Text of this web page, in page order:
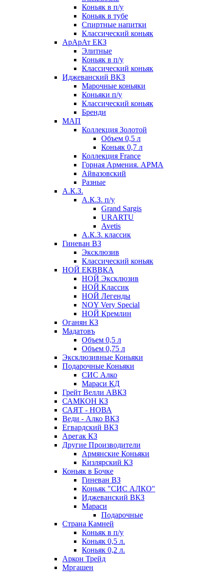
Коньяк в п/у
Коньяк в тубе
Спиртные напитки
Классический коньяк
АрАрАт ЕКЗ
Элитные
Коньяк в п/у
Классический коньяк
Иджеванский ВКЗ
Марочные коньяки
Коньяки п/у
Классический коньяк
Бренди
МАП
Коллекция Золотой
Объем 0,5 л
Коньяк 0,7 л
Коллекция France
Горная Армения. АРМА
Айвазовский
Разные
А.К.З.
А.К.З. п/у
Grand Sargis
URARTU
Avetis
А.К.З. классик
Гиневан ВЗ
Эксклюзив
Классический коньяк
НОЙ ЕКВВКА
НОЙ Эксклюзив
НОЙ Классик
НОЙ Легенды
NOY Very Speсial
НОЙ Кремлин
Оганян КЗ
Мадатовъ
Объем 0,5 л
Объем 0,75 л
Эксклюзивные Коньяки
Подарочные Коньяки
СИС Алко
Мараси КД
Грейт Велли АВКЗ
САМКОН КЗ
САЯТ - НОВА
Веди - Алко ВКЗ
Егвардский ВКЗ
Арегак КЗ
Другие Производители
Армянские Коньяки
Кизлярский КЗ
Коньяк в Бочке
Гиневан ВЗ
Коньяк "СИС АЛКО"
Иджеванский ВКЗ
Мараси
Подарочные
Страна Камней
Коньяк в п/у
Коньяк 0,5 л.
Коньяк 0,2 л.
Аркон Трейд
Мргашен